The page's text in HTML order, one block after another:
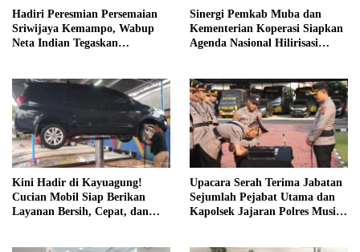
Hadiri Peresmian Persemaian
Sriwijaya Kemampo, Wabup
Neta Indian Tegaskan
Sinergi Pemkab Muba dan
Kementerian Koperasi Siapkan
Agenda Nasional Hilirisasi
Kini Hadir di Kayuagung!
Cucian Mobil Siap Berikan
Layanan Bersih, Cepat, dan
Upacara Serah Terima Jabatan
Sejumlah Pejabat Utama dan
Kapolsek Jajaran Polres Musi